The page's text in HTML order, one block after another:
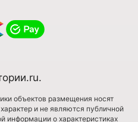
объектов размещения носят
и не являются публичной
информации о характеристиках